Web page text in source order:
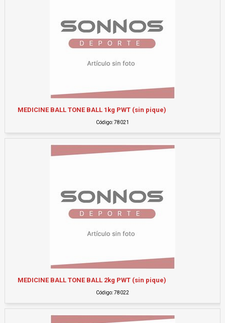
MEDICINE BALL TONE BALL 1kg PWT (sin pique)
Código: 78021
MEDICINE BALL TONE BALL 2kg PWT (sin pique)
Código: 78022